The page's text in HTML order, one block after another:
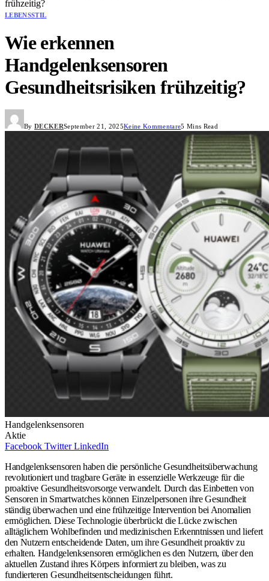
frühzeitig?
LEBENSSTIL
Wie erkennen
Handgelenksensoren
Gesundheitsrisiken frühzeitig?
By DECKERSeptember 21, 2025Keine Kommentare5 Mins Read
Handgelenksensoren
Aktie
Facebook Twitter LinkedIn
Handgelenksensoren haben die persönliche Gesundheitsüberwachung
revolutioniert und tragbare Geräte in essenzielle Werkzeuge für die
proaktive Gesundheitsvorsorge verwandelt. Durch das Einbetten von
Sensoren in Smartwatches können Einzelpersonen ihre Gesundheit
ständig überwachen und eine frühzeitige Intervention bei Anomalien
ermöglichen. Diese Technologie überbrückt die Lücke zwischen
alltäglichem Wohlbefinden und medizinischen Erkenntnissen und liefert
den Nutzern entscheidende Daten, um ihre Gesundheit proaktiv zu
erhalten. Handgelenksensoren ermöglichen es den Nutzern, über den
aktuellen Zustand ihres Körpers informiert zu bleiben, was zu
fundierteren Gesundheitsentscheidungen führt.